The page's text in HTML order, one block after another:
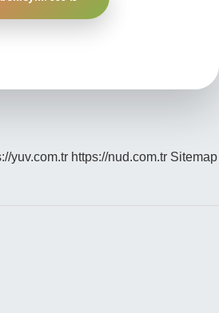
yuv.com.tr https://nud.com.tr Sitemap